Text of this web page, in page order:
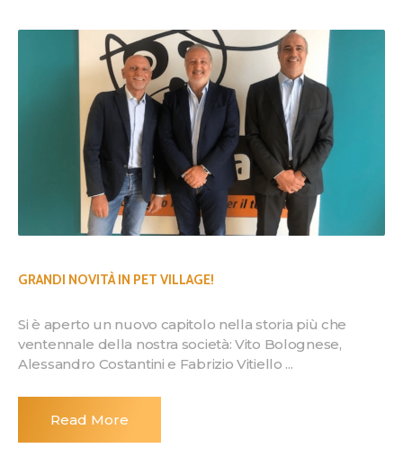
GRANDI NOVITÀ IN PET VILLAGE!
Si è aperto un nuovo capitolo nella storia più che
ventennale della nostra società: Vito Bolognese,
Alessandro Costantini e Fabrizio Vitiello ...
Read More